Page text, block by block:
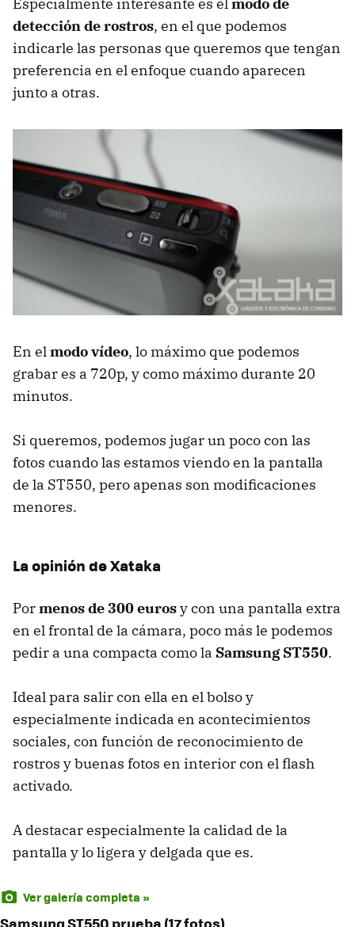
Especialmente interesante es elmodo de
detección de rostros, en el que podemos
indicarle las personas que queremos que tengan
preferencia en el enfoque cuando aparecen
junto a otras.
En elmodo vídeo, lo máximo que podemos
grabar es a 720p, y como máximo durante 20
minutos.
Si queremos, podemos jugar un poco con las
fotos cuando las estamos viendo en la pantalla
de la ST550, pero apenas son modificaciones
menores.
La opinión de Xataka
Pormenos de 300 eurosy con una pantalla extra
en el frontal de la cámara, poco más le podemos
pedir a una compacta como la Samsung ST550.
Ideal para salir con ella en el bolso y
especialmente indicada en acontecimientos
sociales, con función de reconocimiento de
rostros y buenas fotos en interior con el flash
activado.
A destacar especialmente la calidad de la
pantalla y lo ligera y delgada que es.
Ver galería completa »